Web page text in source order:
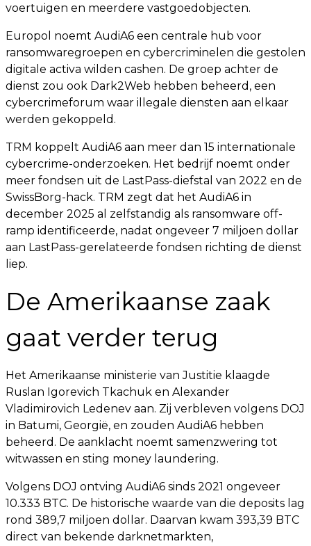
voertuigen en meerdere vastgoedobjecten.
Europol noemt AudiA6 een centrale hub voor
ransomwaregroepen en cybercriminelen die gestolen
digitale activa wilden cashen. De groep achter de
dienst zou ook Dark2Web hebben beheerd, een
cybercrimeforum waar illegale diensten aan elkaar
werden gekoppeld.
TRM koppelt AudiA6 aan meer dan 15 internationale
cybercrime-onderzoeken. Het bedrijf noemt onder
meer fondsen uit de LastPass-diefstal van 2022 en de
SwissBorg-hack. TRM zegt dat het AudiA6 in
december 2025 al zelfstandig als ransomware off-
ramp identificeerde, nadat ongeveer 7 miljoen dollar
aan LastPass-gerelateerde fondsen richting de dienst
liep.
De Amerikaanse zaak
gaat verder terug
Het Amerikaanse ministerie van Justitie klaagde
Ruslan Igorevich Tkachuk en Alexander
Vladimirovich Ledenev aan. Zij verbleven volgens DOJ
in Batumi, Georgië, en zouden AudiA6 hebben
beheerd. De aanklacht noemt samenzwering tot
witwassen en sting money laundering.
Volgens DOJ ontving AudiA6 sinds 2021 ongeveer
10.333 BTC. De historische waarde van die deposits lag
rond 389,7 miljoen dollar. Daarvan kwam 393,39 BTC
direct van bekende darknetmarkten,